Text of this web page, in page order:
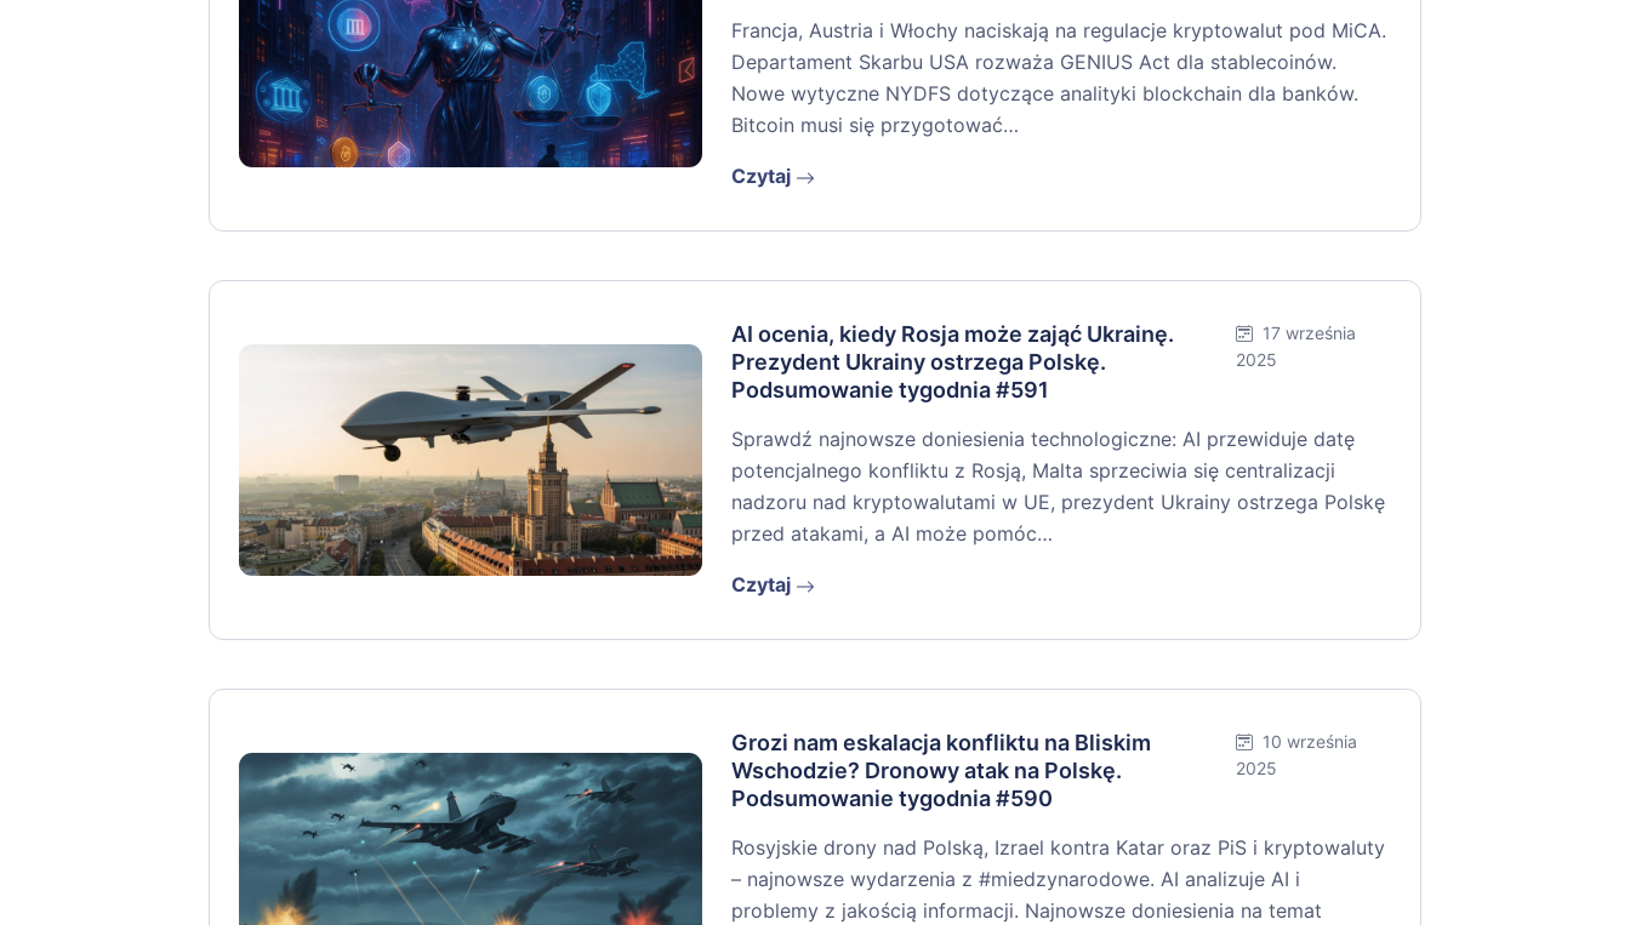
Francja, Austria i Włochy naciskają na regulacje kryptowalut pod MiCA.
Departament Skarbu USA rozważa GENIUS Act dla stablecoinów.
Nowe wytyczne NYDFS dotyczące analityki blockchain dla banków.
Bitcoin musi się przygotować…
Czytaj
AI ocenia, kiedy Rosja może zająć Ukrainę.
Prezydent Ukrainy ostrzega Polskę.
Podsumowanie tygodnia #591
17 września
2025
Sprawdź najnowsze doniesienia technologiczne: AI przewiduje datę
potencjalnego konfliktu z Rosją, Malta sprzeciwia się centralizacji
nadzoru nad kryptowalutami w UE, prezydent Ukrainy ostrzega Polskę
przed atakami, a AI może pomóc…
Czytaj
Grozi nam eskalacja konfliktu na Bliskim
Wschodzie? Dronowy atak na Polskę.
Podsumowanie tygodnia #590
10 września
2025
Rosyjskie drony nad Polską, Izrael kontra Katar oraz PiS i kryptowaluty
– najnowsze wydarzenia z #miedzynarodowe. AI analizuje AI i
problemy z jakością informacji. Najnowsze doniesienia na temat